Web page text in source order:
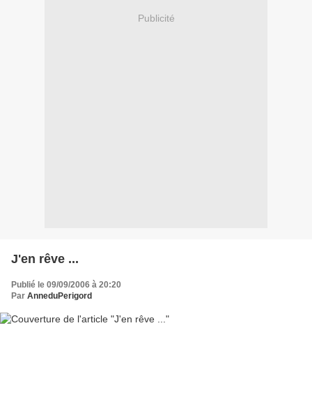
Publicité
J'en rêve ...
Publié le 09/09/2006 à 20:20
Par AnneduPerigord